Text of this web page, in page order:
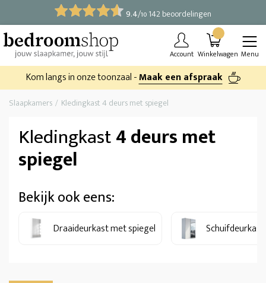
9.4/10 142 beoordelingen
Account Winkelwagen Menu
Kom langs in onze toonzaal -Maak een afspraak
Slaapkamers Kledingkast 4 deurs met spiegel
Kledingkast4 deurs met
spiegel
Bekijk ook eens:
Draaideurkast met spiegel